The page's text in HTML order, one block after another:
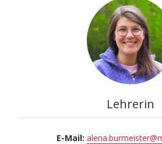
Lehrerin
E-Mail: